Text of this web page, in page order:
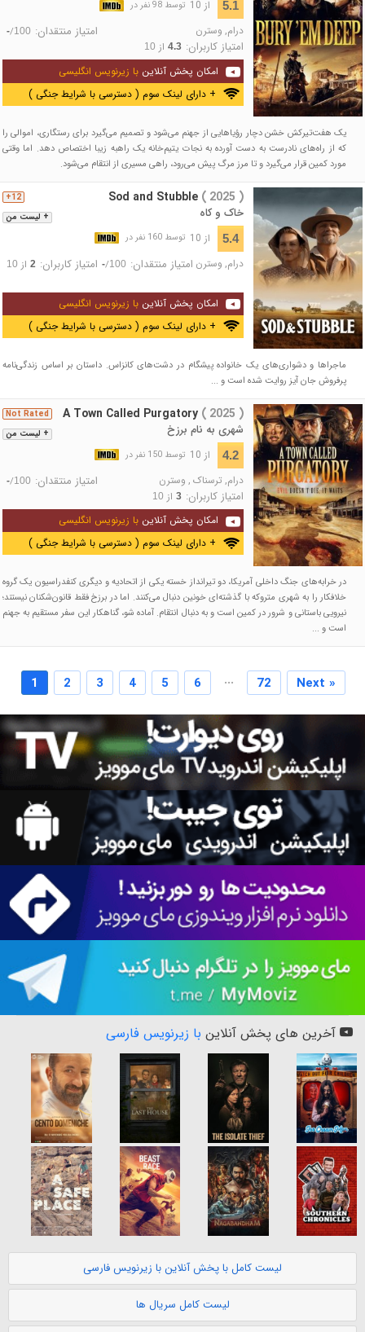
5.1 از 10 توسط 98 نفر در
درام, وسترن امتیاز منتقدان: -/100
امتیاز کاربران: 4.3از 10
امکان پخش آنلاین با زیرنویس انگلیسی
+ دارای لینک سوم ( دسترسی با شرایط جنگی )
یک هفت‌تیرکش خشن دچار رؤیاهایی از جهنم می‌شود و تصمیم می‌گیرد برای رستگاری، اموالی را
که از راه‌های نادرست به دست آورده به نجات یتیم‌خانه یک راهبه زیبا اختصاص دهد. اما وقتی
مورد کمین قرار می‌گیرد و تا مرز مرگ پیش می‌رود، راهی مسیری از انتقام می‌شود.
+ لیست من
12+ Sod and Stubble ( 2025 )
خاک و کاه
5.4 از 10 توسط 160 نفر در
درام, وسترن امتیاز منتقدان: -/100 امتیاز کاربران: 2از 10
امکان پخش آنلاین با زیرنویس انگلیسی
+ دارای لینک سوم ( دسترسی با شرایط جنگی )
ماجراها و دشواری‌های یک خانواده پیشگام در دشت‌های کانزاس. داستان بر اساس زندگی‌نامه
پرفروش جان آیز روایت شده است و ...
+ لیست من
Not Rated A Town Called Purgatory ( 2025 )
شهری به نام برزخ
4.2 از 10 توسط 150 نفر در
درام, ترسناک , وسترن امتیاز منتقدان: -/100
امتیاز کاربران: 3از 10
امکان پخش آنلاین با زیرنویس انگلیسی
+ دارای لینک سوم ( دسترسی با شرایط جنگی )
در خرابه‌های جنگ داخلی آمریکا، دو تیرانداز خسته یکی از اتحادیه و دیگری کنفدراسیون یک گروه
خلافکار را به شهری متروکه با گذشته‌ای خونین دنبال می‌کنند. اما در برزخ فقط قانون‌شکنان نیستند؛
نیرویی باستانی و شرور در کمین است و به دنبال انتقام. آماده شو، گناهکار این سفر مستقیم به جهنم
است و ...
1 2 3 4 5 6 ... 72 Next »
آخرین های پخش آنلاین با زیرنویس فارسی
لیست کامل با پخش آنلاین با زیرنویس فارسی
لیست کامل سریال ها